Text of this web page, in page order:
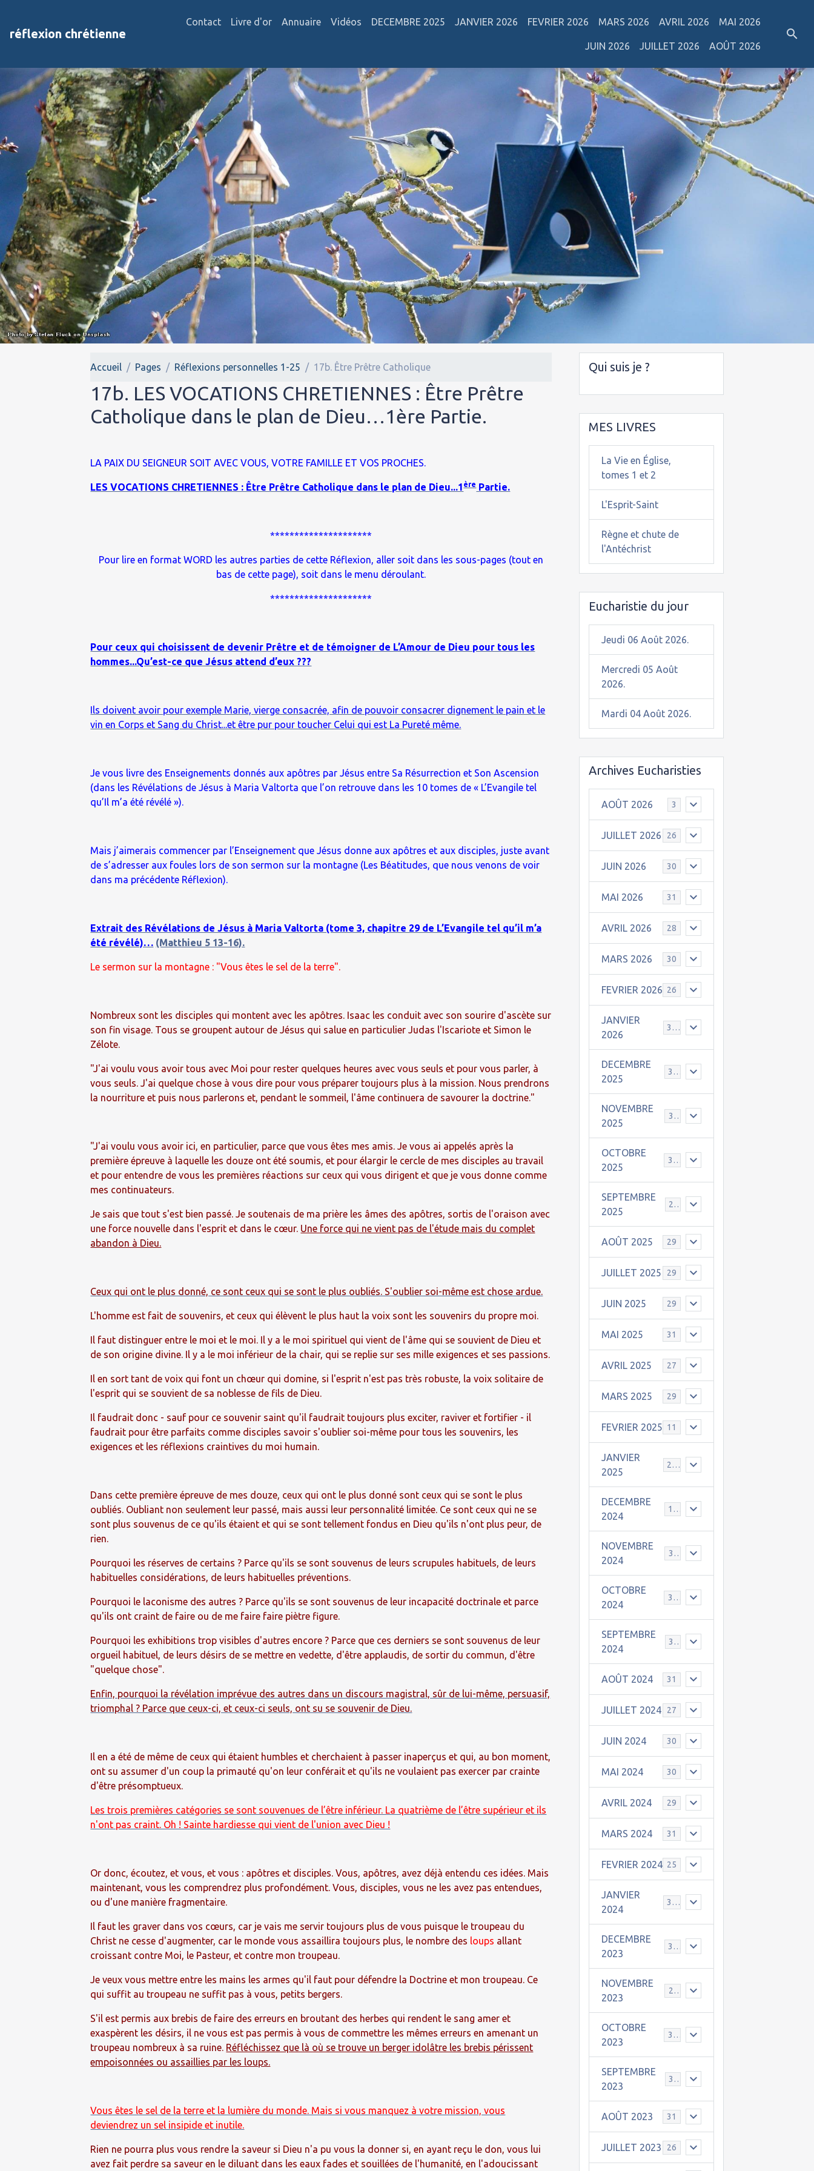
réflexion chrétienne
Contact Livre d'or Annuaire Vidéos DECEMBRE 2025 JANVIER 2026 FEVRIER 2026 MARS 2026 AVRIL 2026 MAI 2026
JUIN 2026 JUILLET 2026 AOÛT 2026
Accueil Pages Réflexions personnelles 1-25 17b. Être Prêtre Catholique
17b. LES VOCATIONS CHRETIENNES : Être Prêtre
Catholique dans le plan de Dieu…1ère Partie.
LA PAIX DU SEIGNEUR SOIT AVEC VOUS, VOTRE FAMILLE ET VOS PROCHES.
LES VOCATIONS CHRETIENNES : Être Prêtre Catholique dans le plan de Dieu...1èrePartie.
*********************
Pour lire en format WORD les autres parties de cette Réflexion, aller soit dans les sous-pages (tout en
bas de cette page), soit dans le menu déroulant.
*********************
Pour ceux qui choisissent de devenir Prêtre et de témoigner de L’Amour de Dieu pour tous les
hommes...Qu’est-ce que Jésus attend d’eux ???
Ils doivent avoir pour exemple Marie, vierge consacrée, afin de pouvoir consacrer dignement le pain et le
vin en Corps et Sang du Christ...et être pur pour toucher Celui qui est La Pureté même.
Je vous livre des Enseignements donnés aux apôtres par Jésus entre Sa Résurrection et Son Ascension
(dans les Révélations de Jésus à Maria Valtorta que l’on retrouve dans les 10 tomes de « L’Evangile tel
qu’Il m’a été révélé »).
Mais j’aimerais commencer par l’Enseignement que Jésus donne aux apôtres et aux disciples, juste avant
de s’adresser aux foules lors de son sermon sur la montagne (Les Béatitudes, que nous venons de voir
dans ma précédente Réflexion).
Extrait des Révélations de Jésus à Maria Valtorta (tome 3, chapitre 29 de L’Evangile tel qu’il m’a
été révélé)… (Matthieu 5 13-16).
Le sermon sur la montagne : "Vous êtes le sel de la terre".
Nombreux sont les disciples qui montent avec les apôtres. Isaac les conduit avec son sourire d'ascète sur
son fin visage. Tous se groupent autour de Jésus qui salue en particulier Judas l'Iscariote et Simon le
Zélote.
"J'ai voulu vous avoir tous avec Moi pour rester quelques heures avec vous seuls et pour vous parler, à
vous seuls. J'ai quelque chose à vous dire pour vous préparer toujours plus à la mission. Nous prendrons
la nourriture et puis nous parlerons et, pendant le sommeil, l'âme continuera de savourer la doctrine."
"J'ai voulu vous avoir ici, en particulier, parce que vous êtes mes amis. Je vous ai appelés après la
première épreuve à laquelle les douze ont été soumis, et pour élargir le cercle de mes disciples au travail
et pour entendre de vous les premières réactions sur ceux qui vous dirigent et que je vous donne comme
mes continuateurs.
Je sais que tout s'est bien passé. Je soutenais de ma prière les âmes des apôtres, sortis de l'oraison avec
une force nouvelle dans l'esprit et dans le cœur. Une force qui ne vient pas de l'étude mais du complet
abandon à Dieu.
Ceux qui ont le plus donné, ce sont ceux qui se sont le plus oubliés. S'oublier soi-même est chose ardue.
L'homme est fait de souvenirs, et ceux qui élèvent le plus haut la voix sont les souvenirs du propre moi.
Il faut distinguer entre le moi et le moi. Il y a le moi spirituel qui vient de l'âme qui se souvient de Dieu et
de son origine divine. Il y a le moi inférieur de la chair, qui se replie sur ses mille exigences et ses passions.
Il en sort tant de voix qui font un chœur qui domine, si l'esprit n'est pas très robuste, la voix solitaire de
l'esprit qui se souvient de sa noblesse de fils de Dieu.
Il faudrait donc - sauf pour ce souvenir saint qu'il faudrait toujours plus exciter, raviver et fortifier - il
faudrait pour être parfaits comme disciples savoir s'oublier soi-même pour tous les souvenirs, les
exigences et les réflexions craintives du moi humain.
Dans cette première épreuve de mes douze, ceux qui ont le plus donné sont ceux qui se sont le plus
oubliés. Oubliant non seulement leur passé, mais aussi leur personnalité limitée. Ce sont ceux qui ne se
sont plus souvenus de ce qu'ils étaient et qui se sont tellement fondus en Dieu qu'ils n'ont plus peur, de
rien.
Pourquoi les réserves de certains ? Parce qu'ils se sont souvenus de leurs scrupules habituels, de leurs
habituelles considérations, de leurs habituelles préventions.
Pourquoi le laconisme des autres ? Parce qu'ils se sont souvenus de leur incapacité doctrinale et parce
qu'ils ont craint de faire ou de me faire faire piètre figure.
Pourquoi les exhibitions trop visibles d'autres encore ? Parce que ces derniers se sont souvenus de leur
orgueil habituel, de leurs désirs de se mettre en vedette, d'être applaudis, de sortir du commun, d'être
"quelque chose".
Enfin, pourquoi la révélation imprévue des autres dans un discours magistral, sûr de lui-même, persuasif,
triomphal ? Parce que ceux-ci, et ceux-ci seuls, ont su se souvenir de Dieu.
Il en a été de même de ceux qui étaient humbles et cherchaient à passer inaperçus et qui, au bon moment,
ont su assumer d'un coup la primauté qu'on leur conférait et qu'ils ne voulaient pas exercer par crainte
d'être présomptueux.
Les trois premières catégories se sont souvenues de l’être inférieur. La quatrième de l’être supérieur et ils
n'ont pas craint. Oh ! Sainte hardiesse qui vient de l'union avec Dieu !
Or donc, écoutez, et vous, et vous : apôtres et disciples. Vous, apôtres, avez déjà entendu ces idées. Mais
maintenant, vous les comprendrez plus profondément. Vous, disciples, vous ne les avez pas entendues,
ou d'une manière fragmentaire.
Il faut les graver dans vos cœurs, car je vais me servir toujours plus de vous puisque le troupeau du
Christ ne cesse d'augmenter, car le monde vous assaillira toujours plus, le nombre des loups allant
croissant contre Moi, le Pasteur, et contre mon troupeau.
Je veux vous mettre entre les mains les armes qu'il faut pour défendre la Doctrine et mon troupeau. Ce
qui suffit au troupeau ne suffit pas à vous, petits bergers.
S'il est permis aux brebis de faire des erreurs en broutant des herbes qui rendent le sang amer et
exaspèrent les désirs, il ne vous est pas permis à vous de commettre les mêmes erreurs en amenant un
troupeau nombreux à sa ruine. Réfléchissez que là où se trouve un berger idolâtre les brebis périssent
empoisonnées ou assaillies par les loups.
Vous êtes le sel de la terre et la lumière du monde. Mais si vous manquez à votre mission, vous
deviendrez un sel insipide et inutile.
Rien ne pourra plus vous rendre la saveur si Dieu n'a pu vous la donner si, en ayant reçu le don, vous lui
avez fait perdre sa saveur en le diluant dans les eaux fades et souillées de l'humanité, en l'adoucissant
Qui suis je ?
MES LIVRES
La Vie en Église,
tomes 1 et 2
L'Esprit-Saint
Règne et chute de
l'Antéchrist
Eucharistie du jour
Jeudi 06 Août 2026.
Mercredi 05 Août
2026.
Mardi 04 Août 2026.
Archives Eucharisties
AOÛT 2026 3
JUILLET 2026 26
JUIN 2026 30
MAI 2026 31
AVRIL 2026 28
MARS 2026 30
FEVRIER 2026 26
JANVIER
2026
31
DECEMBRE
2025
30
NOVEMBRE
2025
30
OCTOBRE
2025
31
SEPTEMBRE
2025
25
AOÛT 2025 29
JUILLET 2025 29
JUIN 2025 29
MAI 2025 31
AVRIL 2025 27
MARS 2025 29
FEVRIER 2025 11
JANVIER
2025
25
DECEMBRE
2024
19
NOVEMBRE
2024
30
OCTOBRE
2024
31
SEPTEMBRE
2024
30
AOÛT 2024 31
JUILLET 2024 27
JUIN 2024 30
MAI 2024 30
AVRIL 2024 29
MARS 2024 31
FEVRIER 2024 25
JANVIER
2024
30
DECEMBRE
2023
31
NOVEMBRE
2023
24
OCTOBRE
2023
31
SEPTEMBRE
2023
30
AOÛT 2023 31
JUILLET 2023 26